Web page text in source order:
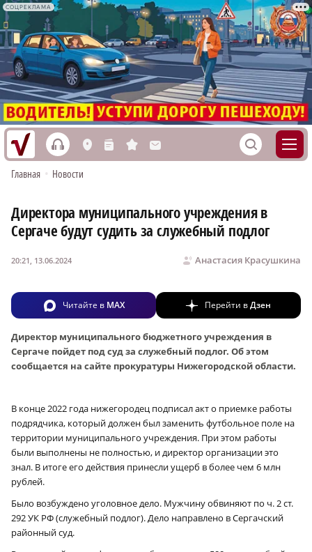
СОЦРЕКЛАМА
h L n s M S
Главная • Новости
Директора муниципального учреждения в
Сергаче будут судить за служебный подлог
Анастасия Красушкина
20:21, 13.06.2024
Читайте в MAX Перейти вДзен
Директор муниципального бюджетного учреждения в
Сергаче пойдет под суд за служебный подлог. Об этом
сообщается на сайте прокуратуры Нижегородской области.
В конце 2022 года нижегородец подписал акт о приемке работы
подрядчика, который должен был заменить футбольное поле на
территории муниципального учреждения. При этом работы
были выполнены не полностью, и директор организации это
знал. В итоге его действия принесли ущерб в более чем 6 млн
рублей.
Было возбуждено уголовное дело. Мужчину обвиняют по ч. 2 ст.
292 УК РФ (служебный подлог). Дело направлено в Сергачский
районный суд.